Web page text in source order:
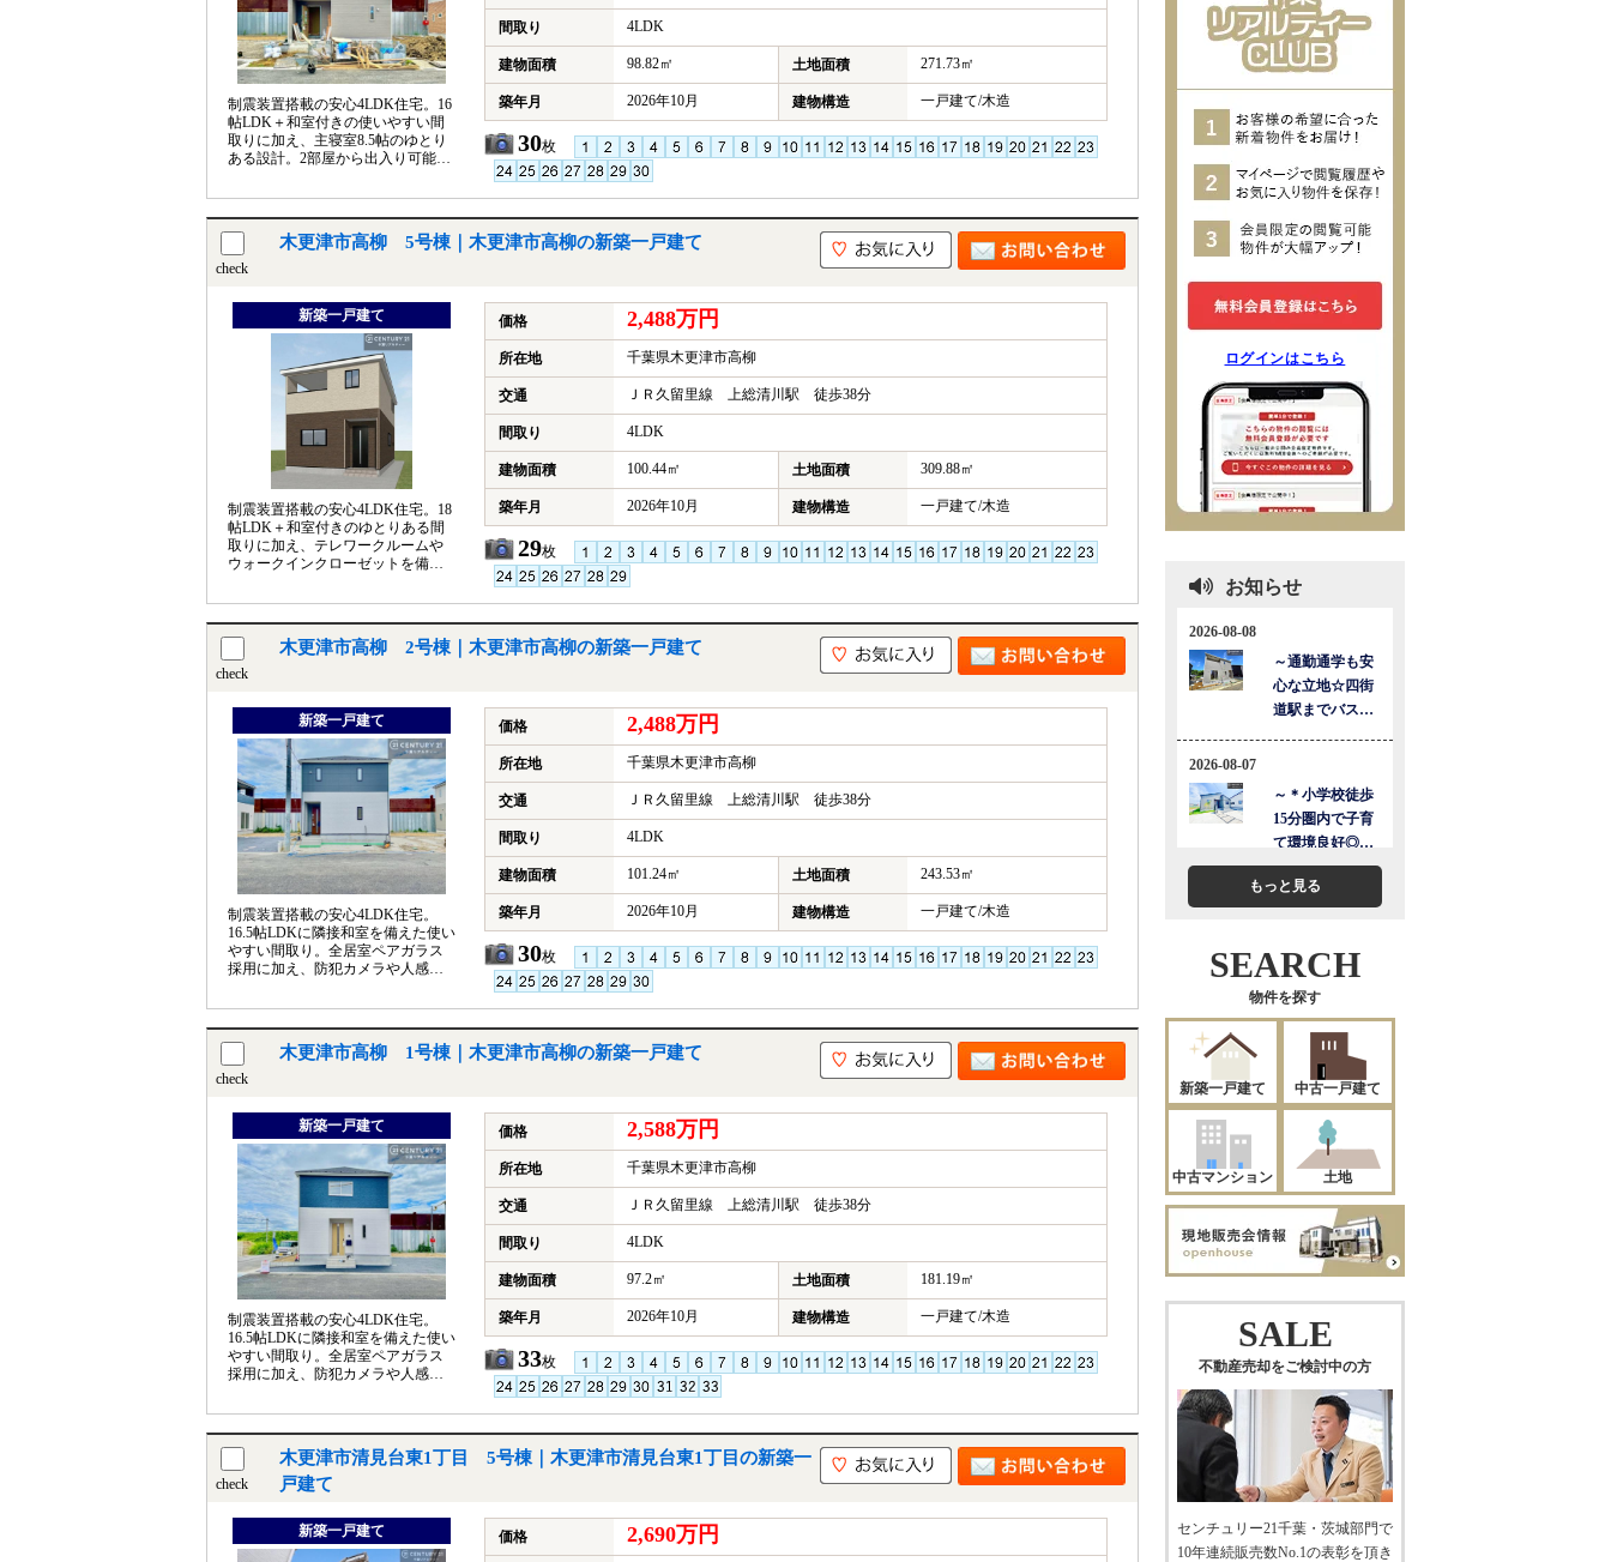
制震装置搭載の安心4LDK住宅。16
帖LDK＋和室付きの使いやすい間
取りに加え、主寝室8.5帖のゆとり
ある設計。2部屋から出入り可能な
間取り 4LDK
建物面積 98.82㎡ 土地面積 271.73㎡
築年月 2026年10月 建物構造 一戸建て/木造
30枚
check
木更津市高柳 5号棟｜木更津市高柳の新築一戸建て
新築一戸建て
制震装置搭載の安心4LDK住宅。18
帖LDK＋和室付きのゆとりある間
取りに加え、テレワークルームや
ウォークインクローゼットを備え
す。
価格 2,488万円
所在地 千葉県木更津市高柳
交通 ＪＲ久留里線 上総清川駅 徒歩38分
間取り 4LDK
建物面積 100.44㎡ 土地面積 309.88㎡
築年月 2026年10月 建物構造 一戸建て/木造
29枚
check
木更津市高柳 2号棟｜木更津市高柳の新築一戸建て
新築一戸建て
制震装置搭載の安心4LDK住宅。
16.5帖LDKに隣接和室を備えた使い
やすい間取り。全居室ペアガラス
採用に加え、防犯カメラや人感セ
価格 2,488万円
所在地 千葉県木更津市高柳
交通 ＪＲ久留里線 上総清川駅 徒歩38分
間取り 4LDK
建物面積 101.24㎡ 土地面積 243.53㎡
築年月 2026年10月 建物構造 一戸建て/木造
30枚
check
木更津市高柳 1号棟｜木更津市高柳の新築一戸建て
新築一戸建て
制震装置搭載の安心4LDK住宅。
16.5帖LDKに隣接和室を備えた使い
やすい間取り。全居室ペアガラス
採用に加え、防犯カメラや人感セ
価格 2,588万円
所在地 千葉県木更津市高柳
交通 ＪＲ久留里線 上総清川駅 徒歩38分
間取り 4LDK
建物面積 97.2㎡ 土地面積 181.19㎡
築年月 2026年10月 建物構造 一戸建て/木造
33枚
check
木更津市清見台東1丁目 5号棟｜木更津市清見台東1丁目の新築一
戸建て
新築一戸建て 価格 2,690万円
ログインはこちら
お知らせ
もっと見る
SEARCH
物件を探す
新築一戸建て 中古一戸建て
中古マンション 土地
SALE
不動産売却をご検討中の方
センチュリー21千葉・茨城部門で
10年連続販売数No.1の表彰を頂き